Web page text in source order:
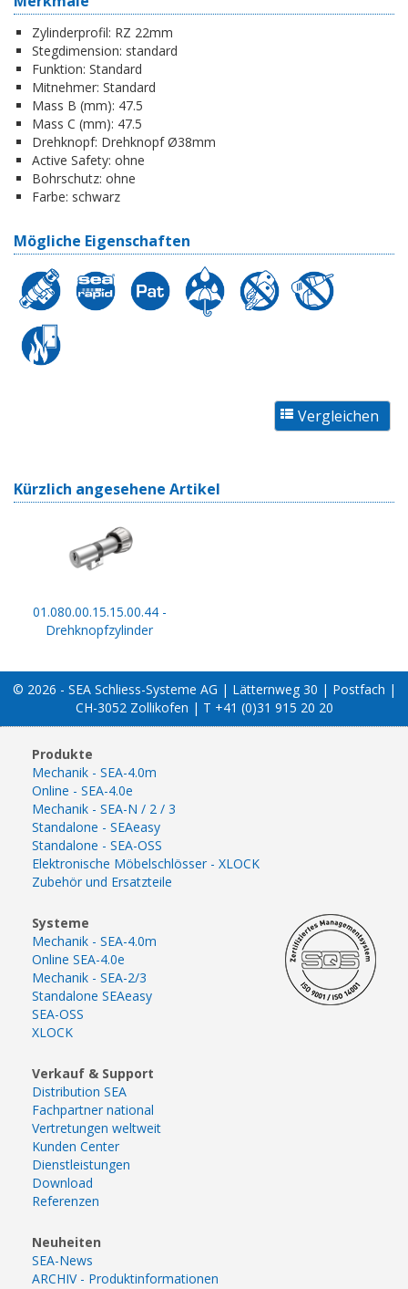
Zylinderprofil: RZ 22mm
Stegdimension: standard
Funktion: Standard
Mitnehmer: Standard
Mass B (mm): 47.5
Mass C (mm): 47.5
Drehknopf: Drehknopf Ø38mm
Active Safety: ohne
Bohrschutz: ohne
Farbe: schwarz
Mögliche Eigenschaften
Kürzlich angesehene Artikel
01.080.00.15.15.00.44 -
Drehknopfzylinder
© 2026 - SEA Schliess-Systeme AG | Lätternweg 30 | Postfach |
CH-3052 Zollikofen | T +41 (0)31 915 20 20
Produkte
Mechanik - SEA-4.0m
Online - SEA-4.0e
Mechanik - SEA-N / 2 / 3
Standalone - SEAeasy
Standalone - SEA-OSS
Elektronische Möbelschlösser - XLOCK
Zubehör und Ersatzteile
Systeme
Mechanik - SEA-4.0m
Online SEA-4.0e
Mechanik - SEA-2/3
Standalone SEAeasy
SEA-OSS
XLOCK
Verkauf & Support
Distribution SEA
Fachpartner national
Vertretungen weltweit
Kunden Center
Dienstleistungen
Download
Referenzen
Neuheiten
SEA-News
ARCHIV - Produktinformationen